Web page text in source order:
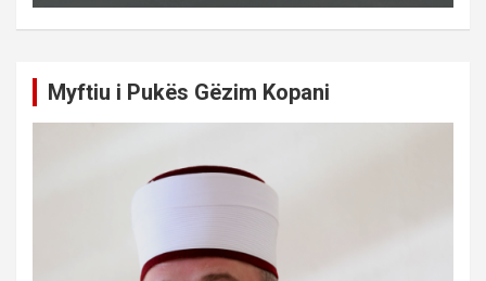
Myftiu i Pukës Gëzim Kopani